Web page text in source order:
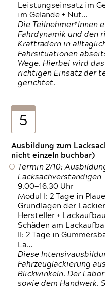
Leistungseinsatz im
im Gelände + Nut…
Die Teilnehmer*Innen
Fahrdynamik und den
Krafträdern in
Fahrsituationen
Wege. Hierbei wird
richtigen Einsatz der
gerichtet.
5
Ausbildung zum
nicht einzeln buchbar)
Termin 2/10:
Lacksachverständigen
9.00—16.30 Uhr
Modul I: 2 Tage in
Grundlagen der
Hersteller +
Schäden am
II: 2 Tage in
La…
Diese
Fahrzeuglackierung
Blickwinkeln. Der
sowie dem Handwerk.